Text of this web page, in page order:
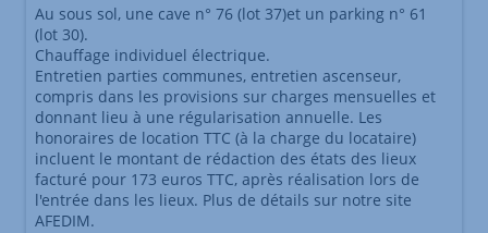
Au sous sol, une cave n° 76 (lot 37)et un parking n° 61
(lot 30).
Chauffage individuel électrique.
Entretien parties communes, entretien ascenseur,
compris dans les provisions sur charges mensuelles et
donnant lieu à une régularisation annuelle. Les
honoraires de location TTC (à la charge du locataire)
incluent le montant de rédaction des états des lieux
facturé pour 173 euros TTC, après réalisation lors de
l'entrée dans les lieux. Plus de détails sur notre site
AFEDIM.